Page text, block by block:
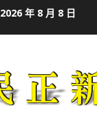
2026 年 8 月 8 日